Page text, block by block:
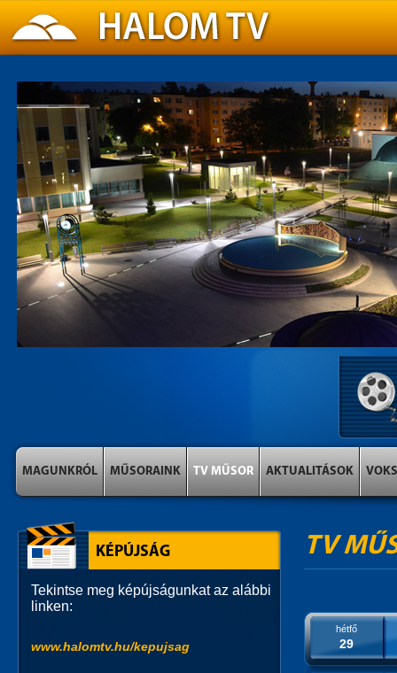
MAGUNKRÓL MŰSORAINK TV MŰSOR AKTUALITÁSOK VOKS
TV
hétfő
29
KÉPÚJSÁG
Tekintse meg képújságunkat az alábbi
linken:
www.halomtv.hu/kepujsag